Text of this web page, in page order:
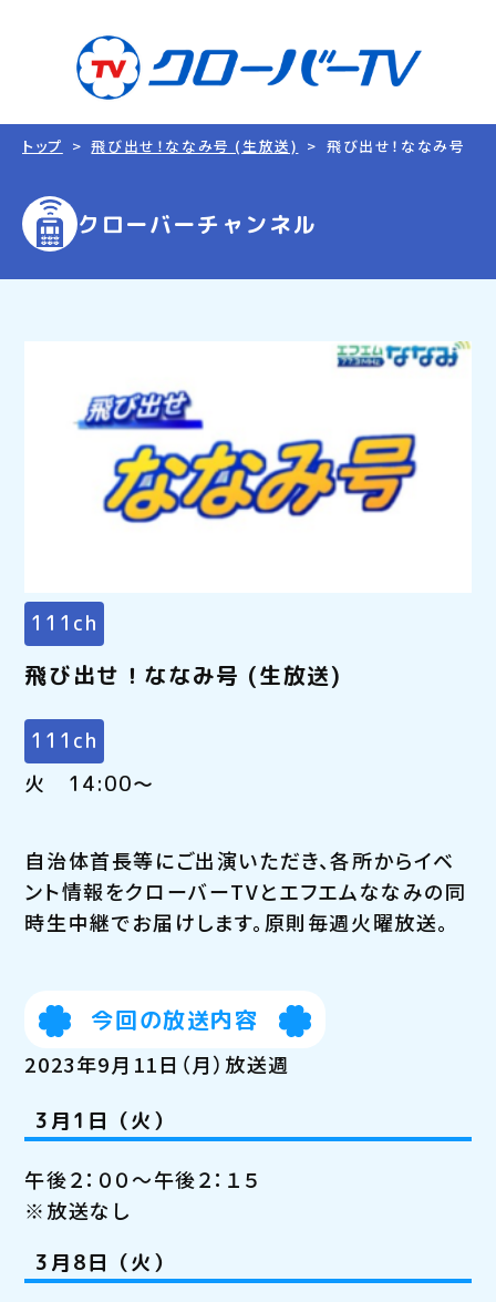
トップ 飛び出せ！ななみ号 (生放送) 飛び出せ！ななみ号
クローバーチャンネル
111ch
飛び出せ！ななみ号 (生放送)
111ch
火 14:00～
自治体首長等にご出演いただき、各所からイベ
ント情報をクローバーTVとエフエムななみの同
時生中継でお届けします。原則毎週火曜放送。
今回の放送内容
2023年9月11日（月）放送週
3月1日（火）
午後２：００～午後２：１５
※放送なし
3月8日（火）